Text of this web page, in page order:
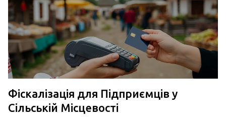
Фіскалізація для Підприємців у
Сільській Місцевості